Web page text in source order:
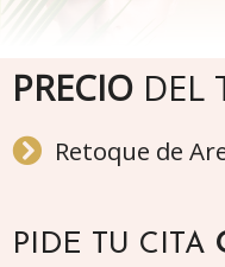
PRECIO DEL
Retoque de
PIDE TU CITA